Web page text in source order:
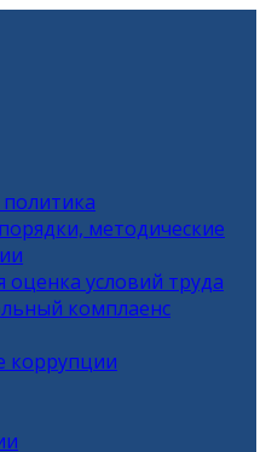
политика
методические
оценка условий труда
комплаенс
коррупции